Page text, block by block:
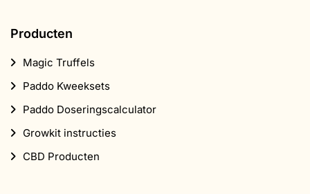
Producten
Magic Truffels
Paddo Kweeksets
Paddo Doseringscalculator
Growkit instructies
CBD Producten